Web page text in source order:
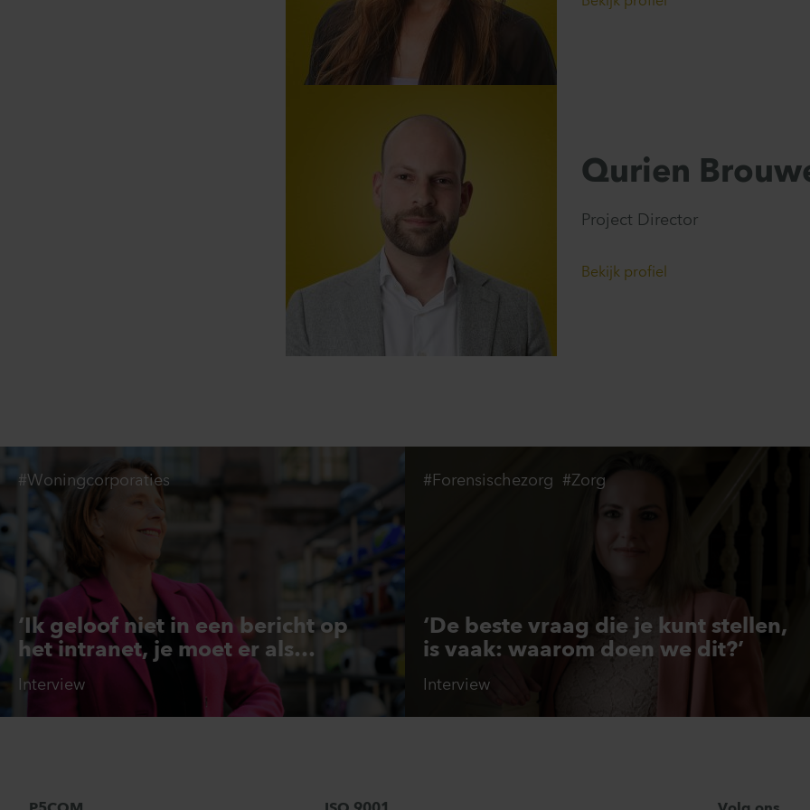
Qurien
Project Director
Bekijk profiel
‘Ik geloof niet in een bericht op
het intranet, je moet er als
bestuurder zijn’
Interview
#Woningcorporaties
‘De beste vraag die je kunt stellen,
is vaak: waarom doen we dit?’
Interview
#Forensischezorg #Zorg